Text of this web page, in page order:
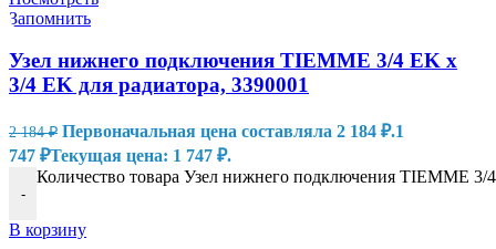
Запомнить
Узел нижнего подключения TIEMME 3/4 EK х
3/4 EK для радиатора, 3390001
2 184₽ Первоначальная цена составляла 2 184 ₽.1
747 ₽Текущая цена: 1 747 ₽.
-
Количество товара Узел нижнего подключения TIEMME 3/
В корзину